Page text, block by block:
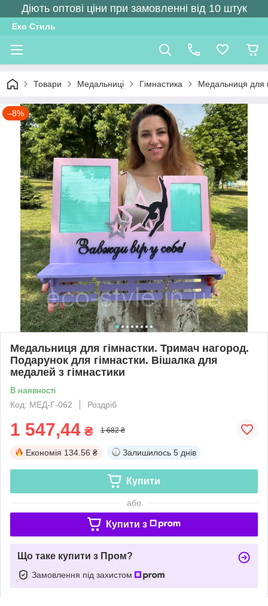
Діють оптові ціни при замовленні від 10 штук
Еко Стиль
Товари Медальниці Гімнастика Медальниця для
–8%
Медальниця для гімнастки. Тримач нагород.
Подарунок для гімнастки. Вішалка для
медалей з гімнастики
В наявності
Код: МЕД-Г-062
Роздріб
1 547,44 ₴ 1 682 ₴
Економія 134.56 ₴ Залишилось 5 днів
Купити
або
Купити з
Що таке купити з Пром?
Замовлення під захистом